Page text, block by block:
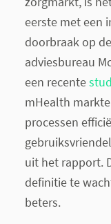
eerste met een
doorbraak op
adviesbureau
een recente
mHealth
processen
uit het rapport.
definitie te
beters.